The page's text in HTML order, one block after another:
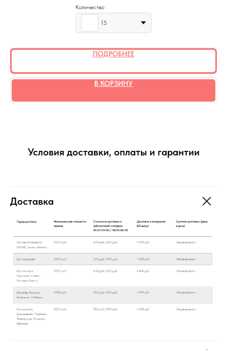
Количество
15
ПОДРОБНЕЕ
В КОРЗИНУ
Условия доставки, оплаты и гарантии
Доставка